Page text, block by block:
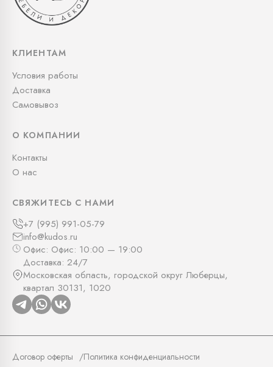
КЛИЕНТАМ
Условия работы
Доставка
Самовывоз
О КОМПАНИИ
Контакты
О нас
СВЯЖИТЕСЬ С НАМИ
+7 (995) 991-05-79
info@kudos.ru
Офис: Офис: 10:00 — 19:00
Доставка: 24/7
Московская область, городской округ Люберцы,
квартал 30131, 1020
Договор оферты Политика конфиденциальности